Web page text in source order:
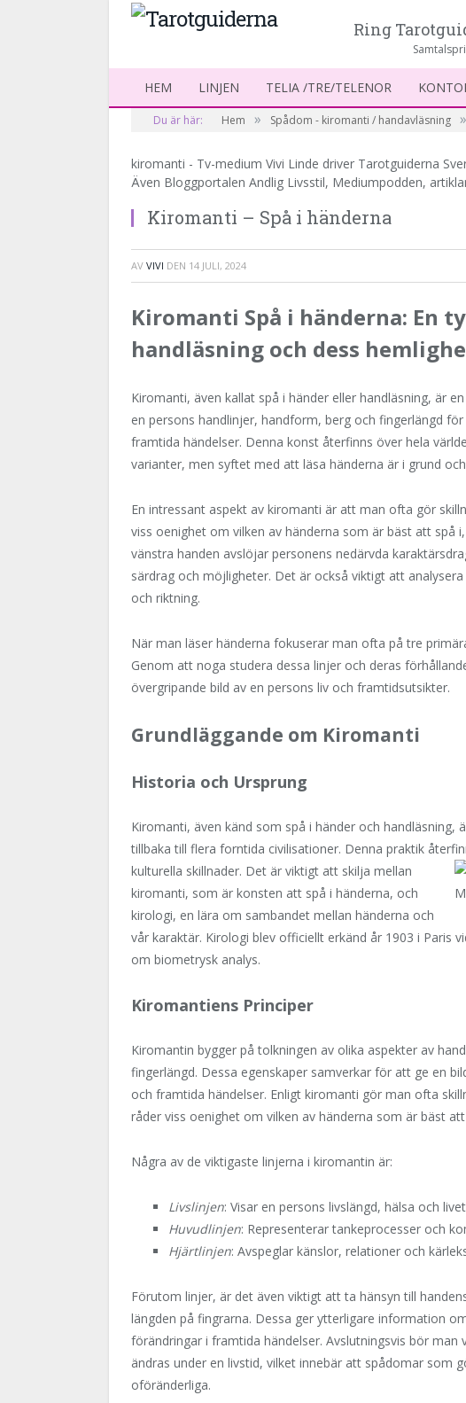
Ring
HEM LINJEN TELIA /TRE/TELENOR
Du är här: Hem » Spådom - kiromanti / handavläsning »
kiromanti - Tv-medium Vivi Linde driver Tarotguiderna
Även Bloggportalen Andlig Livsstil, Mediumpodden,
Kiromanti – Spå i händerna
AV VIVI DEN 14 JULI, 2024
Kiromanti Spå i händerna: En
handläsning och dess
Kiromanti, även kallat spå i händer eller handläsning, är
en persons handlinjer, handform, berg och fingerlängd
framtida händelser. Denna konst återfinns över hela
varianter, men syftet med att läsa händerna är i grund
En intressant aspekt av kiromanti är att man ofta gör
viss oenighet om vilken av händerna som är bäst att spå
vänstra handen avslöjar personens nedärvda
särdrag och möjligheter. Det är också viktigt att
och riktning.
När man läser händerna fokuserar man ofta på tre
Genom att noga studera dessa linjer och deras
övergripande bild av en persons liv och framtidsutsikter.
Grundläggande om Kiromanti
Historia och Ursprung
Kiromanti, även känd som spå i händer och handläsning,
tillbaka till flera forntida civilisationer. Denna praktik
kulturella skillnader. Det är viktigt att skilja mellan
kiromanti, som är konsten att spå i händerna, och
kirologi, en lära om sambandet mellan händerna och
vår karaktär. Kirologi blev officiellt erkänd år 1903 i Paris
om biometrysk analys.
Kiromantiens Principer
Kiromantin bygger på tolkningen av olika aspekter av
fingerlängd. Dessa egenskaper samverkar för att ge en
och framtida händelser. Enligt kiromanti gör man ofta
råder viss oenighet om vilken av händerna som är bäst att
Några av de viktigaste linjerna i kiromantin är:
Livslinjen: Visar en persons livslängd, hälsa och
Huvudlinjen: Representerar tankeprocesser och
Hjärtlinjen: Avspeglar känslor, relationer och
Förutom linjer, är det även viktigt att ta hänsyn till
längden på fingrarna. Dessa ger ytterligare information
förändringar i framtida händelser. Avslutningsvis bör
ändras under en livstid, vilket innebär att spådomar som
oföränderliga.